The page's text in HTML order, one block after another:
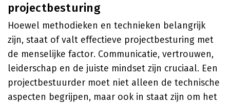
projectbesturing
Hoewel methodieken en technieken belangrijk
zijn, staat of valt effectieve projectbesturing met
de menselijke factor. Communicatie, vertrouwen,
leiderschap en de juiste mindset zijn cruciaal. Een
projectbestuurder moet niet alleen de technische
aspecten begrijpen, maar ook in staat zijn om het